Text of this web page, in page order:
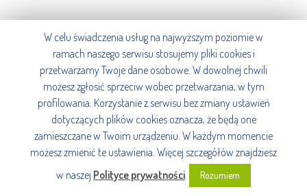
W celu świadczenia usług na najwyższym poziomie w
ramach naszego serwisu stosujemy pliki cookies i
przetwarzamy Twoje dane osobowe. W dowolnej chwili
możesz zgłosić sprzeciw wobec przetwarzania, w tym
profilowania. Korzystanie z serwisu bez zmiany ustawień
dotyczących plików cookies oznacza, że będą one
zamieszczane w Twoim urządzeniu. W każdym momencie
możesz zmienić te ustawienia. Więcej szczegółów znajdziesz
w naszej Polityce prywatności. Rozumiem